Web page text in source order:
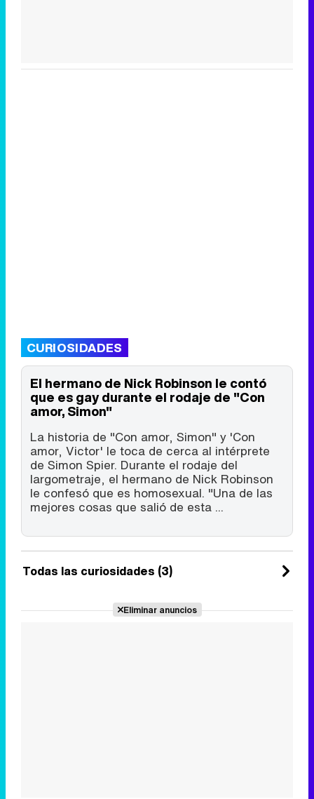
CURIOSIDADES
El hermano de Nick Robinson le contó
que es gay durante el rodaje de "Con
amor, Simon"
La historia de "Con amor, Simon" y 'Con
amor, Victor' le toca de cerca al intérprete
de Simon Spier. Durante el rodaje del
largometraje, el hermano de Nick Robinson
le confesó que es homosexual. "Una de las
mejores cosas que salió de esta ...
Todas las curiosidades (3)
Eliminar anuncios